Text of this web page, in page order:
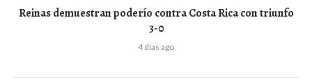
Reinas demuestran poderío contra Costa Rica con triunfo
3-0
4 días ago